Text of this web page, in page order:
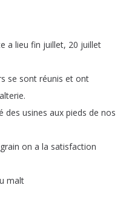
a lieu fin juillet, 20 juillet
se sont réunis et ont
.
des usines aux pieds de nos
grain on a la satisfaction
malt